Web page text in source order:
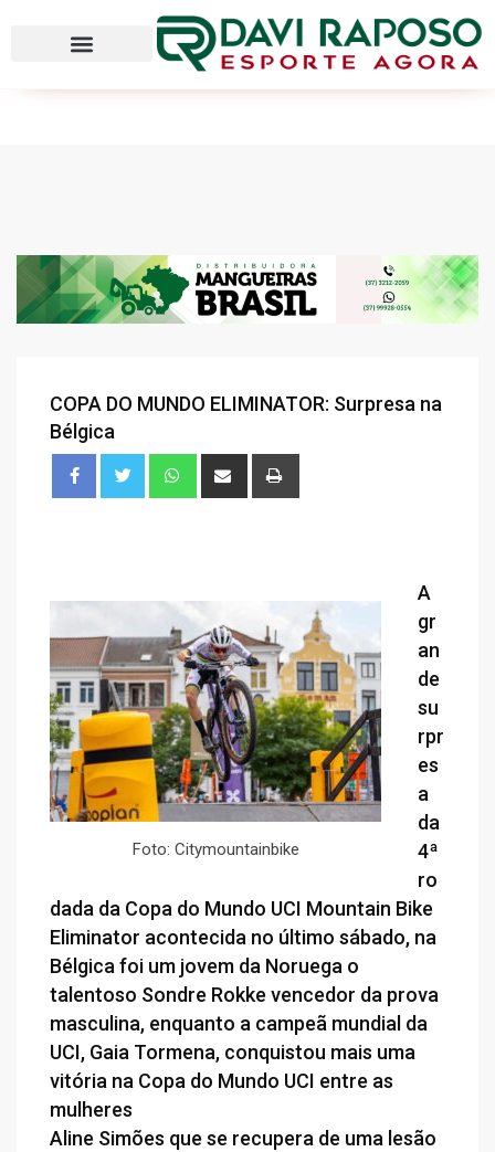
COPA DO MUNDO ELIMINATOR: Surpresa na
Bélgica
Foto: Citymountainbike
A
gr
an
de
su
rpr
es
a
da
4ª
ro
dada da Copa do Mundo UCI Mountain Bike
Eliminator acontecida no último sábado, na
Bélgica foi um jovem da Noruega o
talentoso Sondre Rokke vencedor da prova
masculina, enquanto a campeã mundial da
UCI, Gaia Tormena, conquistou mais uma
vitória na Copa do Mundo UCI entre as
mulheres
Aline Simões que se recupera de uma lesão